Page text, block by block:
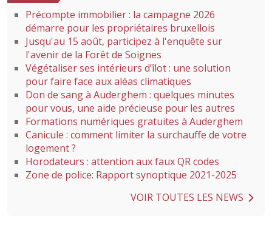
Précompte immobilier : la campagne 2026
démarre pour les propriétaires bruxellois
Jusqu'au 15 août, participez à l'enquête sur
l'avenir de la Forêt de Soignes
Végétaliser ses intérieurs d’îlot : une solution
pour faire face aux aléas climatiques
Don de sang à Auderghem : quelques minutes
pour vous, une aide précieuse pour les autres
Formations numériques gratuites à Auderghem
Canicule : comment limiter la surchauffe de votre
logement ?
Horodateurs : attention aux faux QR codes
Zone de police: Rapport synoptique 2021-2025
VOIR TOUTES LES NEWS